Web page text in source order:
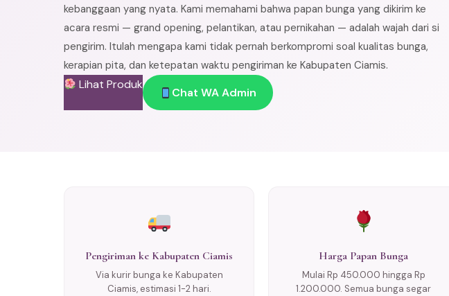
kebanggaan yang nyata. Kami memahami bahwa papan bunga yang dikirim ke
acara resmi — grand opening, pelantikan, atau pernikahan — adalah wajah dari si
pengirim. Itulah mengapa kami tidak pernah berkompromi soal kualitas bunga,
kerapian pita, dan ketepatan waktu pengiriman ke Kabupaten Ciamis.
Lihat Produk
Chat WA Admin
Pengiriman ke Kabupaten Ciamis
Via kurir bunga ke Kabupaten
Ciamis, estimasi 1-2 hari.
Harga Papan Bunga
Mulai Rp 450.000 hingga Rp
1.200.000. Semua bunga segar